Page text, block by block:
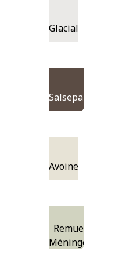
Glacial
Salsepareille
Avoine
Remue-
Méninges